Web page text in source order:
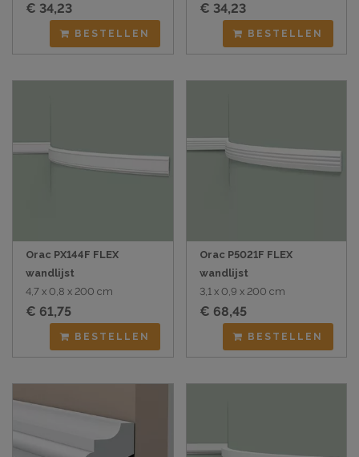
€ 34,23
BESTELLEN
€ 34,23
BESTELLEN
Orac PX144F FLEX
wandlijst
4,7 x 0,8 x 200 cm
€ 61,75
BESTELLEN
Orac P5021F FLEX
wandlijst
3,1 x 0,9 x 200 cm
€ 68,45
BESTELLEN